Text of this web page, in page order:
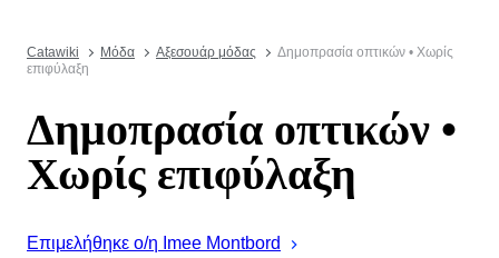
Catawiki Μόδα Αξεσουάρ μόδας
Δημοπρασία οπτικών • Χωρίς
επιφύλαξη
Δημοπρασία οπτικών •
Χωρίς επιφύλαξη
Επιμελήθηκε ο/η Imee Montbord